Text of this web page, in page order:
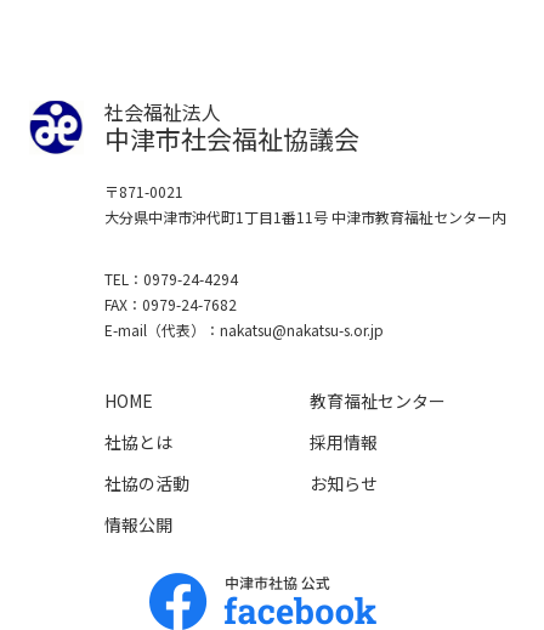
社会福祉法人
中津市社会福祉協議会
〒871-0021
大分県中津市沖代町1丁目1番11号 中津市教育福祉センター内
TEL
0979-24-4294
FAX
0979-24-7682
E-mail （代表） nakatsu nakatsu-s.or.jp
HOME
社協とは
社協の活動
情報公開
教育福祉センター
採用情報
お知らせ